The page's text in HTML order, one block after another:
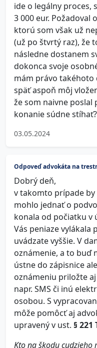
ide o legálny proces,
3 000 eur. Požadoval
ktorú som však už
(už po štvrtý raz), že
následne dostanem
dokonca svoje
mám právo takéhoto
späť aspoň môj
že som naivne poslal
konanie súdne stíhať?
03.05.2024
Odpoveď advokáta na
Dobrý deň,
v takomto prípade
mohlo jednať o
konala od počiatku v
Vás peniaze
uvádzate vyššie. V
oznámenie, a to buď
ústne do zápisnice
oznámeniu priložte
napr. SMS či inú
osobou. S
môže pomôcť aj
upravený v ust. §
Kto na škodu cudzieho